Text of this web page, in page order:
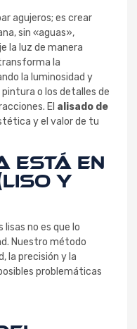
agujeros; es crear
sin «aguas»,
la luz de manera
la
la luminosidad y
o los detalles de
El alisado de
y el valor de tu
Está en
y
lisas no es que lo
Nuestro método
la precisión y la
problemáticas